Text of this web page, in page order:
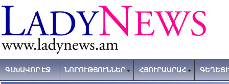
ԳԼԽԱՎՈՐ ԷՋ ՆՈՐՈՒԹՅՈՒՆՆԵՐ ՀՅՈՒՐԱՍՐԱՀ